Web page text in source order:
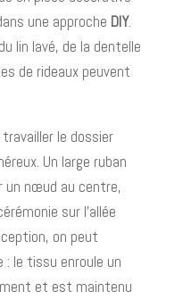
une approche DIY.
lin lavé, de la dentelle
de rideaux peuvent
le dossier
Un large ruban
un nœud au centre,
sur l’allée
on peut
le tissu enroule un
et est maintenu